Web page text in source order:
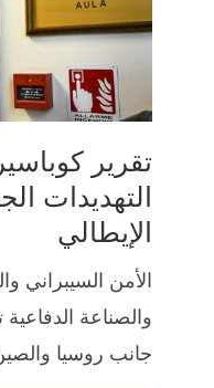
تقرير
التهديدات
الإيطالي
الأمن السيبراني
والصناعة
جانب روسيا